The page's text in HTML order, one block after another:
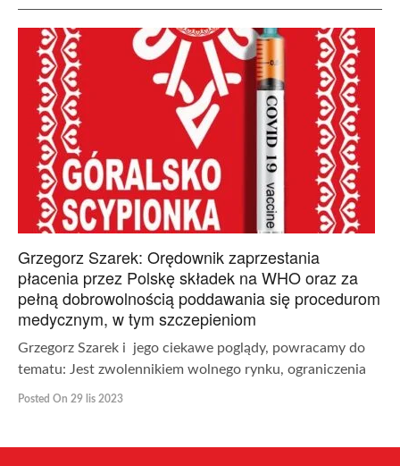
Grzegorz Szarek: Orędownik zaprzestania
płacenia przez Polskę składek na WHO oraz za
pełną dobrowolnością poddawania się procedurom
medycznym, w tym szczepieniom
Grzegorz Szarek i jego ciekawe poglądy, powracamy do
tematu: Jest zwolennikiem wolnego rynku, ograniczenia
Posted On 29 lis 2023